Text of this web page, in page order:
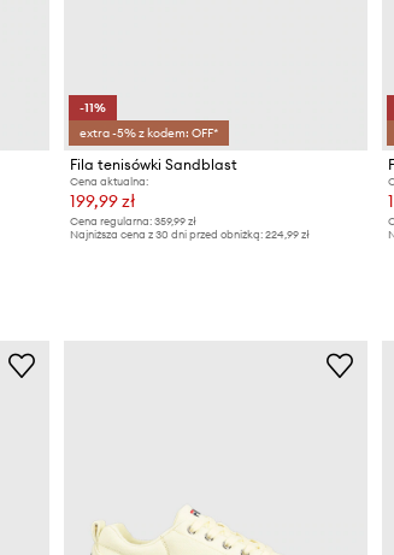
-11%
extra -5% z kodem: OFF*
Fila tenisówki Sandblast
Cena aktualna:
199,99 zł
Cena regularna: 359,99 zł
Najniższa cena z 30 dni przed obniżką: 224,99 zł